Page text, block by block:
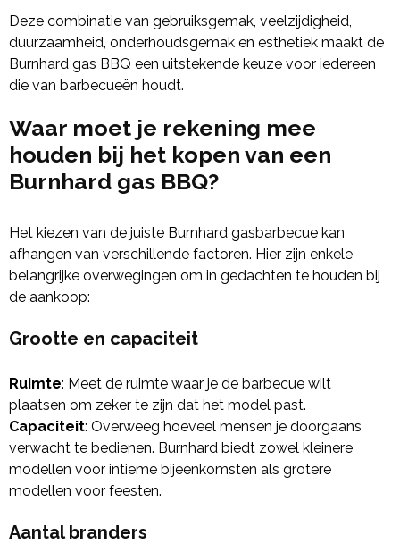
Deze combinatie van gebruiksgemak, veelzijdigheid,
duurzaamheid, onderhoudsgemak en esthetiek maakt de
Burnhard gas BBQ een uitstekende keuze voor iedereen
die van barbecueën houdt.
Waar moet je rekening mee
houden bij het kopen van een
Burnhard gas BBQ?
Het kiezen van de juiste Burnhard gasbarbecue kan
afhangen van verschillende factoren. Hier zijn enkele
belangrijke overwegingen om in gedachten te houden bij
de aankoop:
Grootte en capaciteit
Ruimte: Meet de ruimte waar je de barbecue wilt
plaatsen om zeker te zijn dat het model past.
Capaciteit: Overweeg hoeveel mensen je doorgaans
verwacht te bedienen. Burnhard biedt zowel kleinere
modellen voor intieme bijeenkomsten als grotere
modellen voor feesten.
Aantal branders